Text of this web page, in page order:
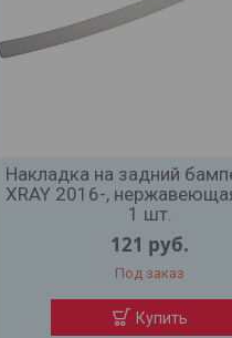
Накладка на задний
XRAY 2016-,
1 шт.
121 руб.
Под заказ
Купить